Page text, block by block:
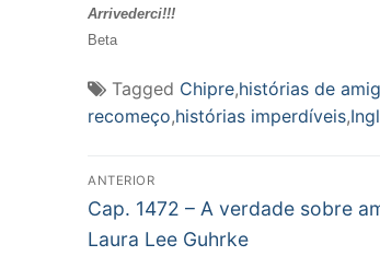
Arrivederci!!!
Beta
Tagged Chipre,histórias de
recomeço,histórias imperdíveis,
Navegação
de
ANTERIOR
Post
anterior:
Cap. 1472 – A verdade sobre
Laura Lee Guhrke